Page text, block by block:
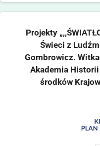
Projekty
Świeci z
Gombrowicz.
Akademia Historii
środków